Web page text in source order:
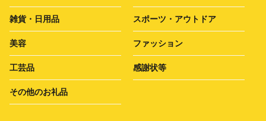
雑貨・日用品 スポーツ・アウトドア
美容 ファッション
工芸品 感謝状等
その他のお礼品